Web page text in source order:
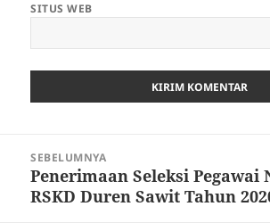
SITUS WEB
SEBELUMNYA
Pos
sebelumnya:
Penerimaan Seleksi Pegawai
RSKD Duren Sawit Tahun